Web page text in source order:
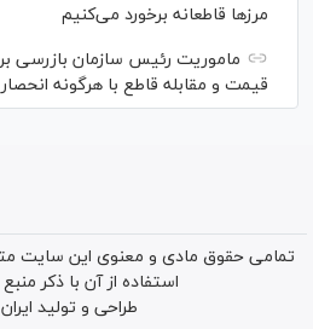
مرز‌ها قاطعانه برخورد می‌کنیم
ماموریت رئیس سازمان بازرسی
قیمت و مقابله قاطع با هرگونه
تمامی حقوق مادی و معنوی این سایت
استفاده از آن با ذکر
طراحی و تولید